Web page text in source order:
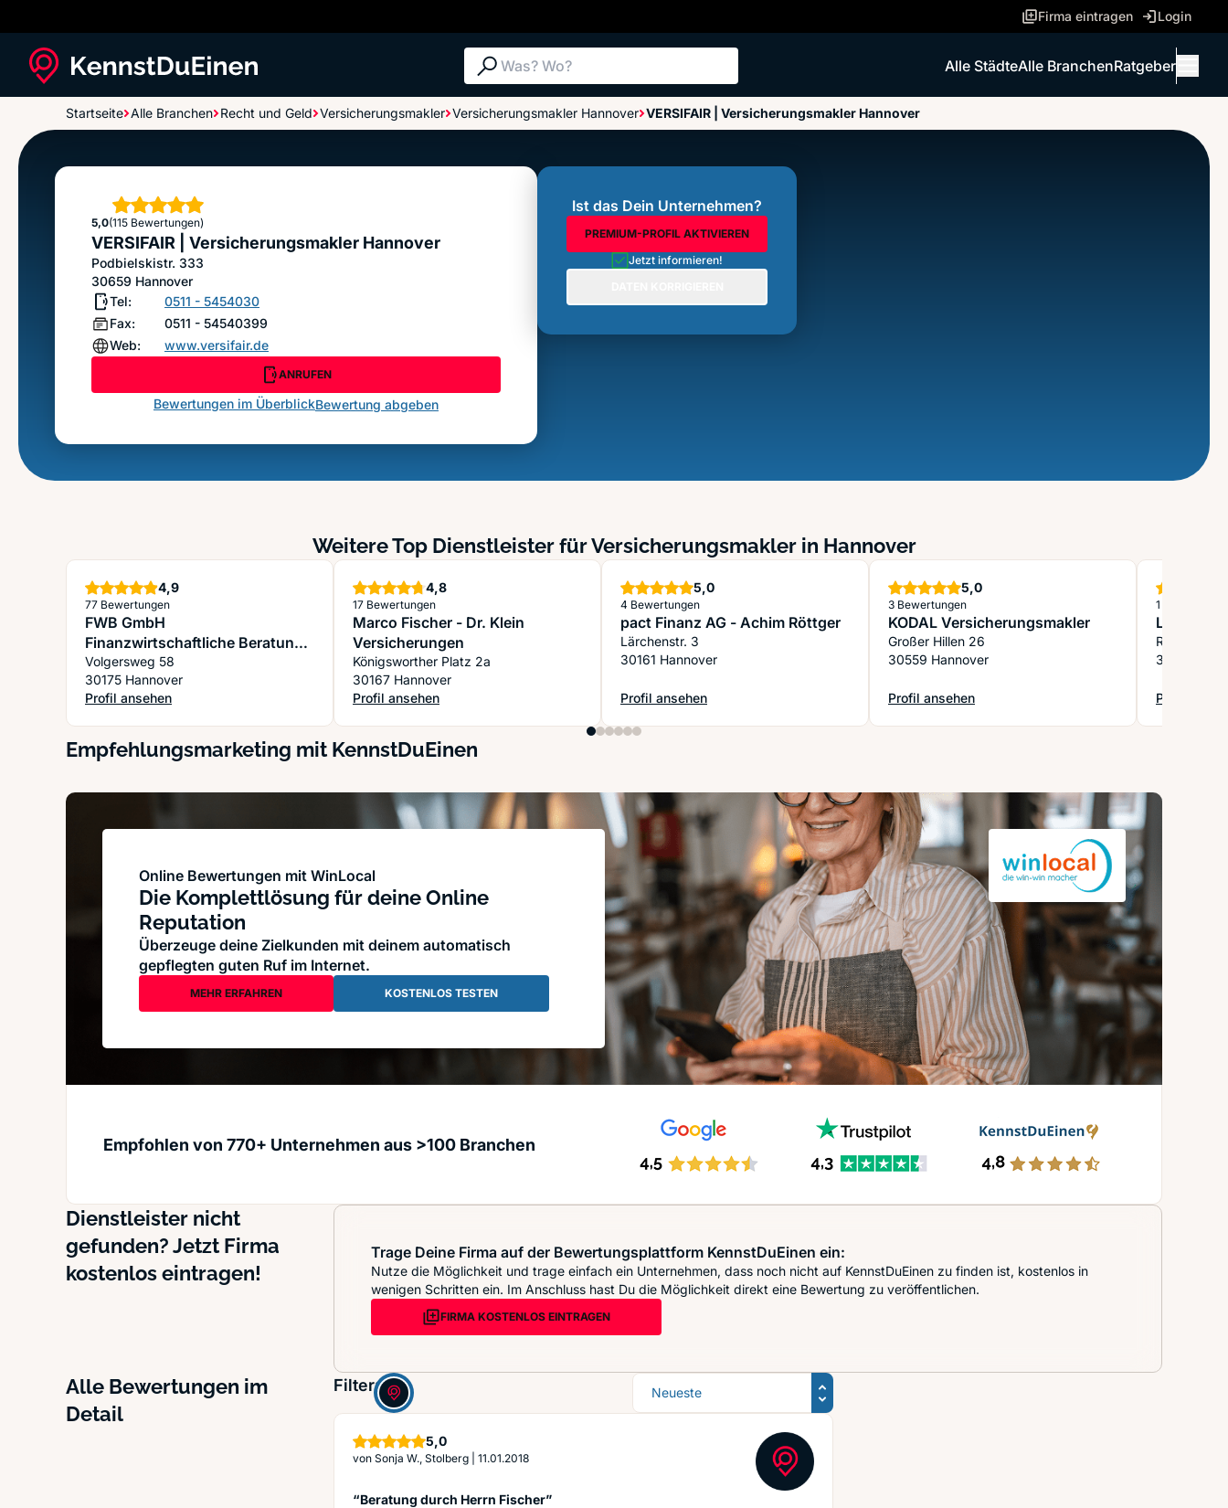
Firma eintragen Login
Suche: Was? Wo?
Alle StädteAlle BranchenRatgeber
Startseite Alle Branchen Recht und Geld Versicherungsmakler Versicherungsmakler Hannover VERSIFAIR | Versicherungsmakler Hannover
VERSIFAIR | Versicherungsmakler Hannover
5,0
Sterne
(115 Bewertungen)
VERSIFAIR | Versicherungsmakler Hannover
Podbielskistr. 333
30659 Hannover
Tel:
0511 - 5454030
Fax:
0511 - 54540399
Web:
www.versifair.de
ANRUFEN
Bewertungen im ÜberblickBewertung abgeben
Ist das Dein Unternehmen?
PREMIUM-PROFIL AKTIVIEREN
Jetzt informieren!
Weitere Top Dienstleister für Versicherungsmakler in Hannover
4,9Sterne
77 Bewertungen
FWB GmbH
Finanzwirtschaftliche Beratung
Kretschmer
Volgersweg 58
30175 Hannover
Profil ansehen
: FWB GmbH Finanzwirtschaftliche Beratung Kretschmer
4,8Sterne
17 Bewertungen
Marco Fischer - Dr. Klein
Versicherungen
Königsworther Platz 2a
30167 Hannover
Profil ansehen
: Marco Fischer - Dr. Klein Versicherungen
5,0Sterne
4 Bewertungen
pact Finanz AG - Achim Röttger
Lärchenstr. 3
30161 Hannover
Profil ansehen
: pact Finanz AG - Achim Röttger
5,0Sterne
3 Bewertungen
KODAL Versicherungsmakler
Großer Hillen 26
30559 Hannover
Profil ansehen
: KODAL Versicherungsmakler
1 Bewertung
30159
Profil
:
Empfehlungsmarketing mit KennstDuEinen
Online Bewertungen mit WinLocal
Die Komplettlösung für deine Online
Reputation
Überzeuge deine Zielkunden mit deinem automatisch
gepflegten guten Ruf im Internet.
MEHR ERFAHREN KOSTENLOS TESTEN
Empfohlen von 770+ Unternehmen aus >100 Branchen
Dienstleister nicht
gefunden? Jetzt Firma
kostenlos eintragen!
Trage Deine Firma auf der Bewertungsplattform KennstDuEinen ein:
Nutze die Möglichkeit und trage einfach ein Unternehmen, dass noch nicht auf KennstDuEinen zu finden ist, kostenlos in
wenigen Schritten ein. Im Anschluss hast Du die Möglichkeit direkt eine Bewertung zu veröffentlichen.
FIRMA KOSTENLOS EINTRAGEN
Alle Bewertungen im
Detail
Filter: Sortierung
5,0Sterne
von Sonja W., Stolberg 11.01.2018
“Beratung durch Herrn Fischer”